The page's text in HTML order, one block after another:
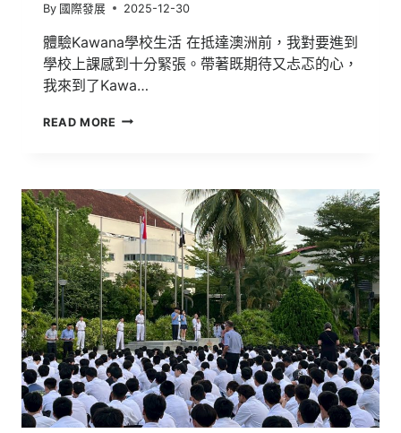
By 國際發展 2025-12-30
體驗Kawana學校生活 在抵達澳洲前，我對要進到
學校上課感到十分緊張。帶著既期待又忐忑的心，
我來到了Kawa…
READ MORE 國
育
旅
行
前
往
南
半
球
的
一
次
旅
行